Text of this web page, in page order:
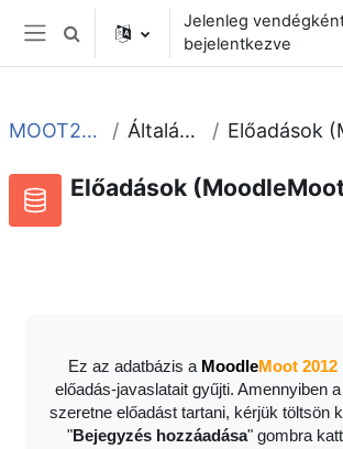
Tovább a fő tartalomhoz
Oldalpanel
Keresési bemeneti adatok váltása
Jelenleg
bejelentkezve
MOOT2012 Általános
Előadások
Ez az adatbázis a MoodleMoot 2012
előadás-javaslatait gyűjti. Amennyiben
szeretne előadást tartani, kérjük töltsön
"Bejegyzés hozzáadása" gombra